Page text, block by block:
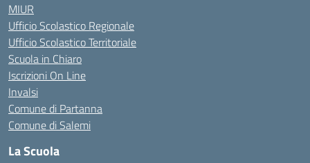
MIUR
Ufficio Scolastico Regionale
Ufficio Scolastico Territoriale
Scuola in Chiaro
Iscrizioni On Line
Invalsi
Comune di Partanna
Comune di Salemi
La Scuola